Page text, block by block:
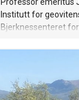
Institutt for
Bjerknessenteret
av Den Kongelige
Utnevnelsen er en
Mangeruds innsats